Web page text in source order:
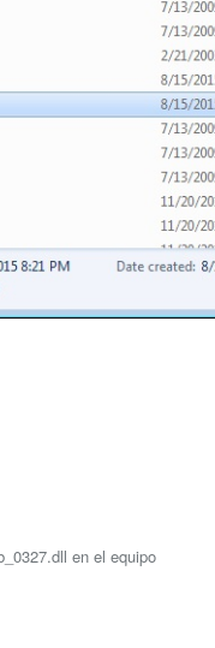
en el equipo